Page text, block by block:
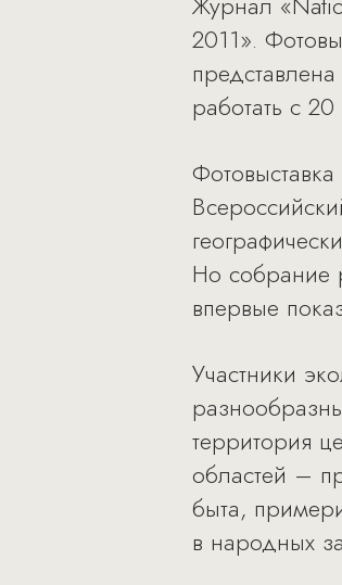
2011».
работать с
Но собрание
впервые
Участники
территория
областей –
быта,
в народных